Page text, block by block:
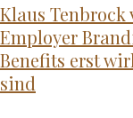
Klaus
Employer
Benefits erst
sind